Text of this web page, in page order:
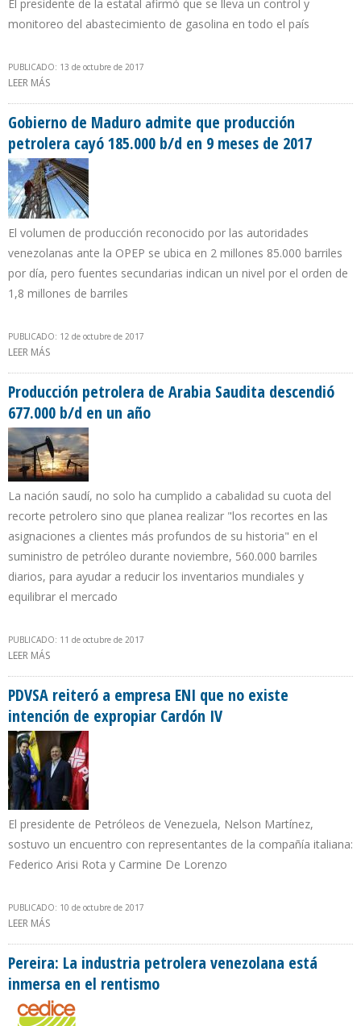
El presidente de la estatal afirmó que se lleva un control y
monitoreo del abastecimiento de gasolina en todo el país
PUBLICADO: 13 de octubre de 2017
LEER MÁS
Gobierno de Maduro admite que producción
petrolera cayó 185.000 b/d en 9 meses de 2017
El volumen de producción reconocido por las autoridades
venezolanas ante la OPEP se ubica en 2 millones 85.000 barriles
por día, pero fuentes secundarias indican un nivel por el orden de
1,8 millones de barriles
PUBLICADO: 12 de octubre de 2017
LEER MÁS
Producción petrolera de Arabia Saudita descendió
677.000 b/d en un año
La nación saudí, no solo ha cumplido a cabalidad su cuota del
recorte petrolero sino que planea realizar "los recortes en las
asignaciones a clientes más profundos de su historia" en el
suministro de petróleo durante noviembre, 560.000 barriles
diarios, para ayudar a reducir los inventarios mundiales y
equilibrar el mercado
PUBLICADO: 11 de octubre de 2017
LEER MÁS
PDVSA reiteró a empresa ENI que no existe
intención de expropiar Cardón IV
El presidente de Petróleos de Venezuela, Nelson Martínez,
sostuvo un encuentro con representantes de la compañía italiana:
Federico Arisi Rota y Carmine De Lorenzo
PUBLICADO: 10 de octubre de 2017
LEER MÁS
Pereira: La industria petrolera venezolana está
inmersa en el rentismo